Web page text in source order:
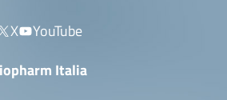
X
YouTube
Italia